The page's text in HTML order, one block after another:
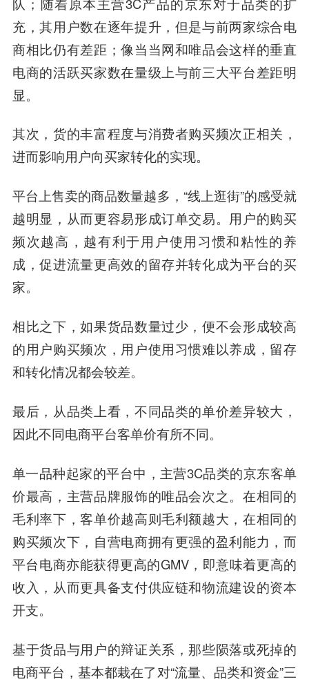
充，其用户数在逐年提升，但是与前两家综合电
商相比仍有差距；像当当网和唯品会这样的垂直
电商的活跃买家数在量级上与前三大平台差距明
显。
其次，货的丰富程度与消费者购买频次正相关，
进而影响用户向买家转化的实现。
平台上售卖的商品数量越多，“线上逛街”的感受就
越明显，从而更容易形成订单交易。用户的购买
频次越高，越有利于用户使用习惯和粘性的养
成，促进流量更高效的留存并转化成为平台的买
家。
相比之下，如果货品数量过少，便不会形成较高
的用户购买频次，用户使用习惯难以养成，留存
和转化情况都会较差。
最后，从品类上看，不同品类的单价差异较大，
因此不同电商平台客单价有所不同。
单一品种起家的平台中，主营3C品类的京东客单
价最高，主营品牌服饰的唯品会次之。在相同的
毛利率下，客单价越高则毛利额越大，在相同的
购买频次下，自营电商拥有更强的盈利能力，而
平台电商亦能获得更高的GMV，即意味着更高的
收入，从而更具备支付供应链和物流建设的资本
开支。
基于货品与用户的辩证关系，那些陨落或死掉的
电商平台，基本都栽在了对“流量、品类和资金”三